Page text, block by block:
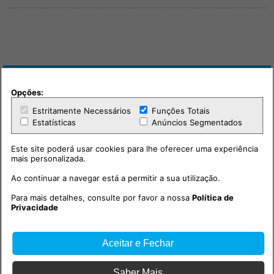
2026-08-05 02:40h
“Heróis da Fruta“ Alimentação
saudável nas escolas do
Opções:
Estritamente Necessários
Funções Totais
Estatísticas
Anúncios Segmentados
Este site poderá usar cookies para lhe oferecer uma experiência
mais personalizada.
Ao continuar a navegar está a permitir a sua utilização.
Para mais detalhes, consulte por favor a nossaPolítica de
Privacidade
Aceitar e Fechar